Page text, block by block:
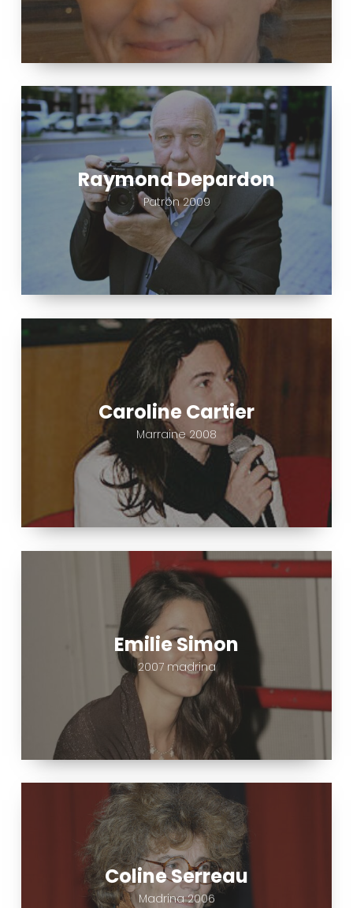
Raymond Depardon
Patrón 2009
Raymond
Depardon
Caroline Cartier
Marraine 2008
Caroline
Cartier
Emilie Simon
2007 madrina
Coline Serreau
Madrina 2006